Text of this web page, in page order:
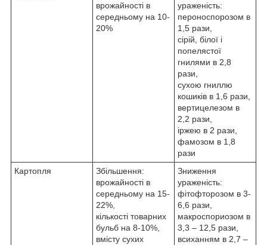
врожайності в
середньому на 10-
20%
ураженість:
пероноспорозом в
1,5 рази,
сірій, білої і
попелястої
гнилями в 2,8
рази,
сухою гниллю
кошиків в 1,6 рази,
вертицелезом в
2,2 рази,
іржею в 2 рази,
фамозом в 1,8
рази
Картопля
Збільшення:
врожайності в
середньому на 15-
22%,
кількості товарних
бульб на 8-10%,
вмісту сухих
Зниження
ураженість:
фітофторозом в 3-
6,6 рази,
макроспориозом в
3,3 – 12,5 рази,
всиханням в 2,7 –